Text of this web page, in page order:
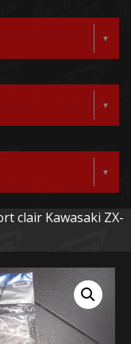
clair Kawasaki ZX-